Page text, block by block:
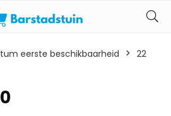
eerste beschikbaarheid
22